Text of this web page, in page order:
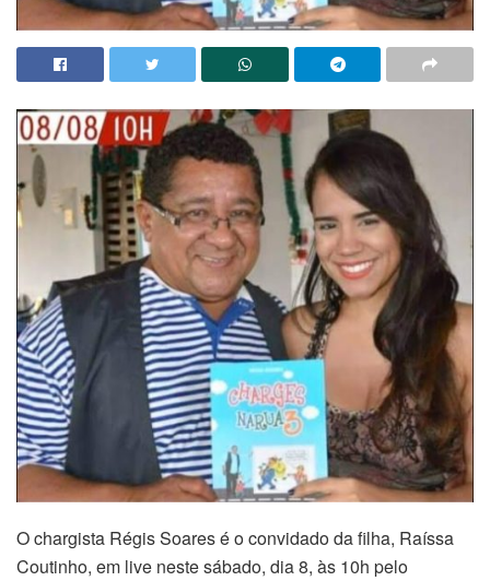
O chargista Régis Soares é o convidado da filha, Raíssa
Coutinho, em live neste sábado, dia 8, às 10h pelo